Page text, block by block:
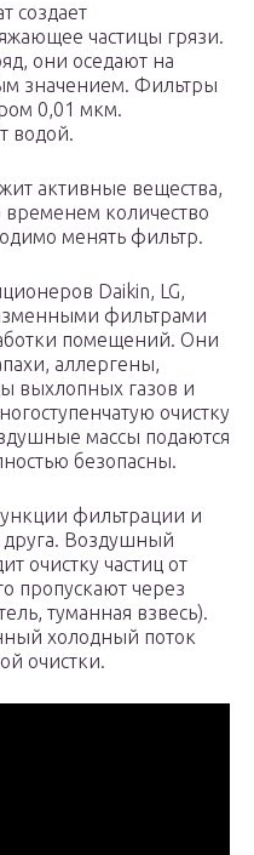
создает
частицы грязи.
они оседают на
значением. Фильтры
0,01 мкм.
водой.
активные вещества,
количество
менять фильтр.
Daikin, LG,
фильтрами
помещений. Они
аллергены,
выхлопных газов и
очистку
массы подаются
безопасны.
фильтрации и
Воздушный
очистку частиц от
пропускают через
туманная взвесь).
холодный поток
очистки.